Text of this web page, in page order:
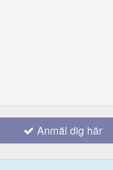
Anmäl dig här